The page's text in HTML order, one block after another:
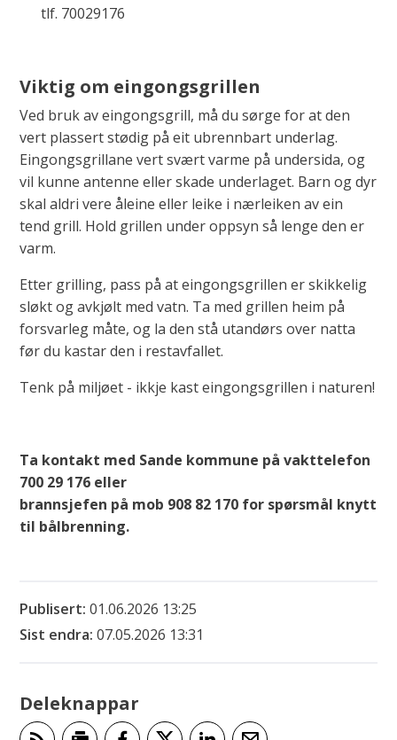
tlf. 70029176
Viktig om eingongsgrillen
Ved bruk av eingongsgrill, må du sørge for at den
vert plassert stødig på eit ubrennbart underlag.
Eingongsgrillane vert svært varme på undersida, og
vil kunne antenne eller skade underlaget. Barn og dyr
skal aldri vere åleine eller leike i nærleiken av ein
tend grill. Hold grillen under oppsyn så lenge den er
varm.
Etter grilling, pass på at eingongsgrillen er skikkelig
sløkt og avkjølt med vatn. Ta med grillen heim på
forsvarleg måte, og la den stå utandørs over natta
før du kastar den i restavfallet.
Tenk på miljøet - ikkje kast eingongsgrillen i naturen!
Ta kontakt med Sande kommune på vakttelefon
700 29 176 eller
brannsjefen på mob 908 82 170 for spørsmål knytt
til bålbrenning.
Publisert 01.06.2026 13:25
Sist endra 07.05.2026 13:31
Deleknappar